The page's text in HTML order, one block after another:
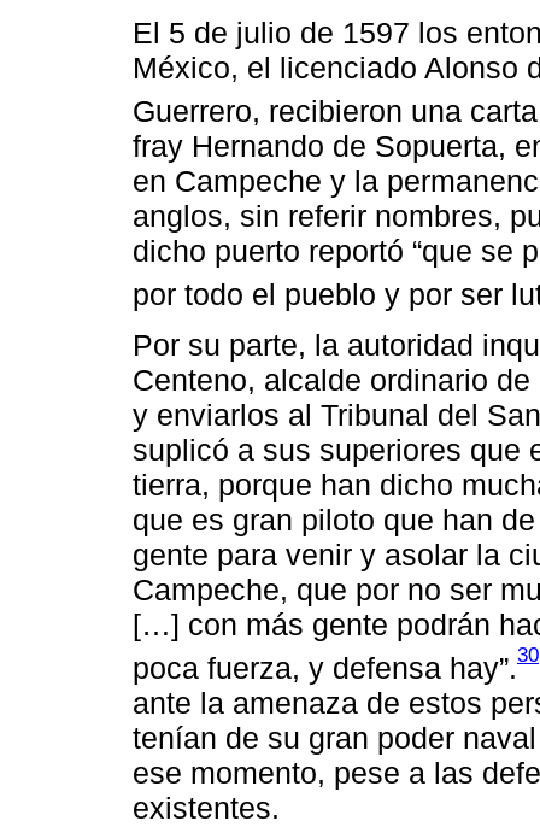
El 5 de julio de 1597 los
México, el licenciado Alonso
Guerrero, recibieron una
fray Hernando de Sopuerta,
en Campeche y la
anglos, sin referir nombres,
dicho puerto reportó “que se
por todo el pueblo y por ser
Por su parte, la autoridad
Centeno, alcalde ordinario
y enviarlos al Tribunal del
suplicó a sus superiores que
tierra, porque han dicho
que es gran piloto que han
gente para venir y asolar la
Campeche, que por no ser
[…] con más gente podrán
poca fuerza, y defensa hay”.30
ante la amenaza de estos
tenían de su gran poder
ese momento, pese a las
existentes.